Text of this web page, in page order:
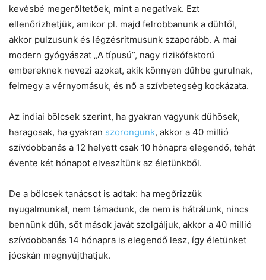
kevésbé megerőltetőek, mint a negatívak. Ezt
ellenőrizhetjük, amikor pl. majd felrobbanunk a dühtől,
akkor pulzusunk és légzésritmusunk szaporább. A mai
modern gyógyászat „A típusú”, nagy rizikófaktorú
embereknek nevezi azokat, akik könnyen dühbe gurulnak,
felmegy a vérnyomásuk, és nő a szívbetegség kockázata.
Az indiai bölcsek szerint, ha gyakran vagyunk dühösek,
haragosak, ha gyakran szorongunk, akkor a 40 millió
szívdobbanás a 12 helyett csak 10 hónapra elegendő, tehát
évente két hónapot elveszítünk az életünkből.
De a bölcsek tanácsot is adtak: ha megőrizzük
nyugalmunkat, nem támadunk, de nem is hátrálunk, nincs
bennünk düh, sőt mások javát szolgáljuk, akkor a 40 millió
szívdobbanás 14 hónapra is elegendő lesz, így életünket
jócskán megnyújthatjuk.